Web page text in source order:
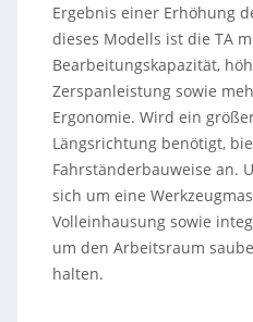
Ergebnis einer Erhöhung
dieses Modells ist die TA
Bearbeitungskapazität,
Zerspanleistung sowie
Ergonomie. Wird ein
Längsrichtung benötigt,
Fahrständerbauweise an.
sich um eine
Volleinhausung sowie
um den Arbeitsraum
halten.